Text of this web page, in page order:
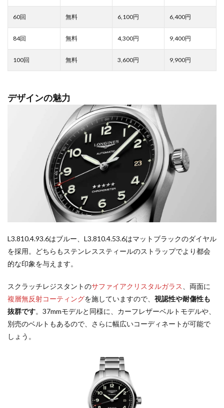
6,100 6,400
4,300 9,400
3,600 9,900
デザインの魅力
L3.810.4.93.6はブルー、L3.810.4.53.6はマットブラックのダイヤル
を採用。どちらもステンレススティールのストラップでより都会
的な印象を与えます。
スクラッチレジスタントのサファイアクリスタルガラス
、両面に
複層無反射コーティングを施していますので、 視認性や耐傷性も
抜群です。37mmモデルと同様に、カーフレザーベルトモデルや、
別売のベルトもあるので、さらに幅広いコーディネートが可能で
しょう。